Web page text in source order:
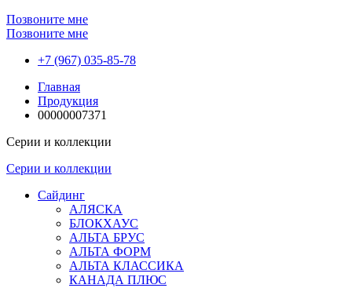
Позвоните мне
Позвоните мне
+7 (967) 035-85-78
Главная
Продукция
00000007371
Серии и коллекции
Серии и коллекции
Сайдинг
АЛЯСКА
БЛОКХАУС
АЛЬТА БРУС
АЛЬТА ФОРМ
АЛЬТА КЛАССИКА
КАНАДА ПЛЮС